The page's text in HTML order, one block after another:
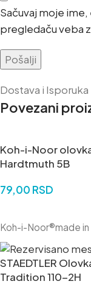
Sačuvaj moje
pregledaču veba
Dostava i Isporuka
Povezani
Koh-i-Noor
Hardtmuth 5B
79,00 RSD
Koh-i-Noor®made in
STAEDTLER
Tradition 110-2H